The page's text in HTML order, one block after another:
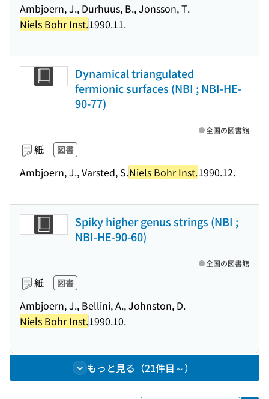
Ambjoern, J., Durhuus, B., Jonsson, T.
Niels Bohr Inst.1990.11.
Dynamical triangulated
fermionic surfaces (NBI ; NBI-HE-
90-77)
紙 図書
Ambjoern, J., Varsted, S.Niels Bohr Inst.1990.12.
全国の図書館
Spiky higher genus strings (NBI ;
NBI-HE-90-60)
紙 図書
Ambjoern, J., Bellini, A., Johnston, D.
Niels Bohr Inst.1990.10.
全国の図書館
もっと見る（21件目～）